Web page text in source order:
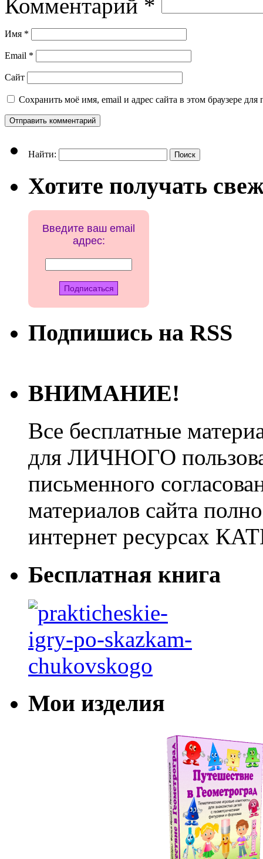
Комментарий *
Имя *
Email *
Сайт
Сохранить моё имя, email и адрес сайта в этом браузере
Найти:
Хотите получать
Введите ваш email
адрес:
Подпишись на RSS
ВНИМАНИЕ!
Все бесплатные
для ЛИЧНОГО
письменного
материалов сайта
интернет ресурсах
Бесплатная книга
Мои изделия